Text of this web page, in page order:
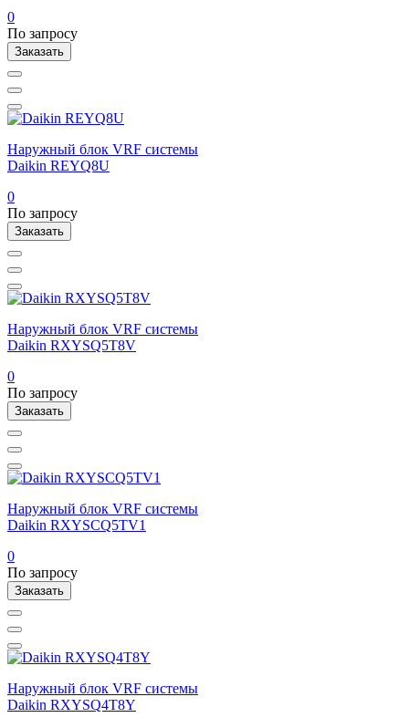
0
По запросу
Заказать
Наружный блок VRF системы
Daikin REYQ8U
0
По запросу
Заказать
Наружный блок VRF системы
Daikin RXYSQ5T8V
0
По запросу
Заказать
Наружный блок VRF системы
Daikin RXYSCQ5TV1
0
По запросу
Заказать
Наружный блок VRF системы
Daikin RXYSQ4T8Y